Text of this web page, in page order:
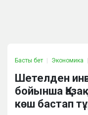
Басты бет Экономика
Шетелден
бойынша
көш бастап